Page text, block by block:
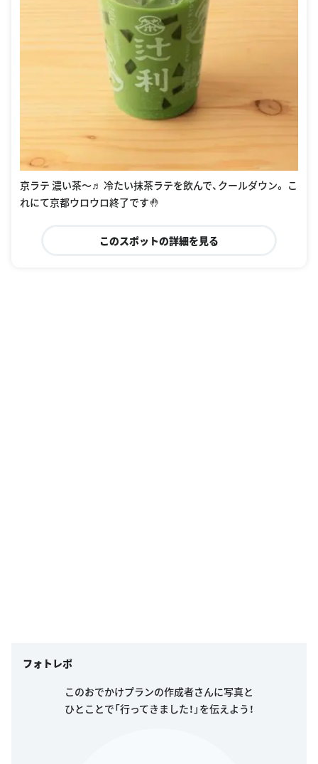
京ラテ 濃い茶〜♬ 冷たい抹茶ラテを飲んで、クールダウン。 こ
れにて京都ウロウロ終了です🤚
このスポットの詳細を見る
フォトレポ
このおでかけプランの作成者さんに写真と
ひとことで「行ってきました！」を伝えよう！